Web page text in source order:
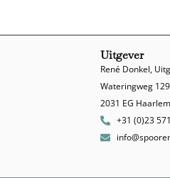
Uitgever
René Donkel,
Wateringweg 129
2031 EG Haarlem
+31 (0)23